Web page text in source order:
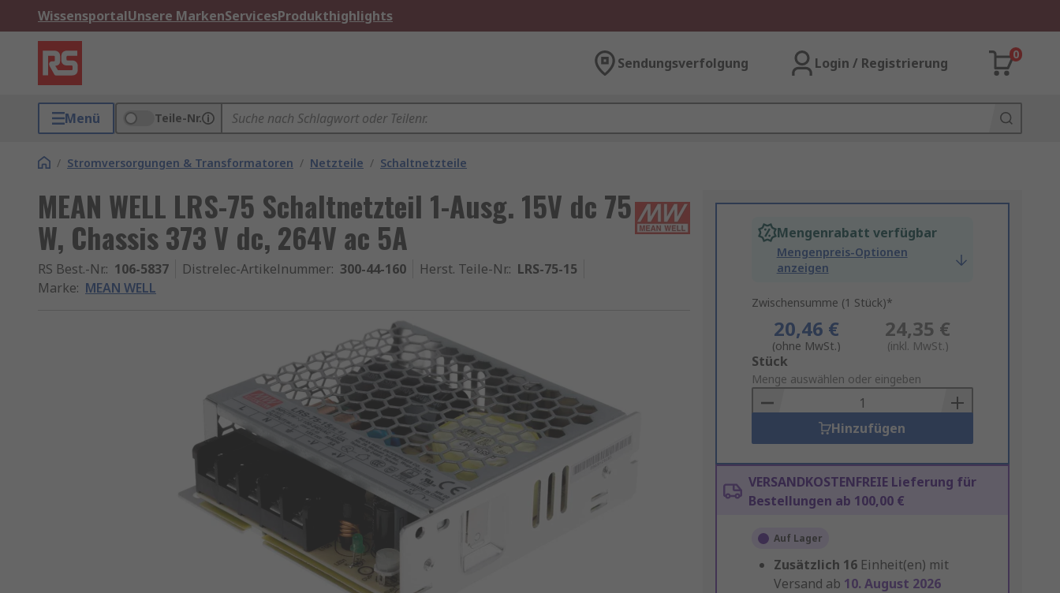
WissensportalUnsere MarkenServicesProdukthighlights
Sendungsverfolgung Login / Registrierung
0
Menü Teile-Nr.
/ Stromversorgungen & Transformatoren / Netzteile / Schaltnetzteile
MEAN WELL LRS-75 Schaltnetzteil 1-Ausg. 15V dc 75
W, Chassis 373 V dc, 264V ac 5A
RS Best.-Nr.: 106-5837 Distrelec-Artikelnummer: 300-44-160 Herst. Teile-Nr.: LRS-75-15
Marke: MEAN WELL
Mengenrabatt verfügbar
Mengenpreis-Optionen
anzeigen
Zwischensumme (1 Stück)*
20,46 €
(ohne MwSt.)
24,35 €
(inkl. MwSt.)
Add
to
Basket
Stück
Menge auswählen oder eingeben
Hinzufügen
VERSANDKOSTENFREIE Lieferung für
Bestellungen ab 100,00 €
Auf Lager
Zusätzlich 16 Einheit(en) mit
Versand ab 10. August 2026